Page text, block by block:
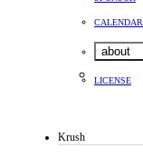
CALENDAR
about
LICENSE
Krush